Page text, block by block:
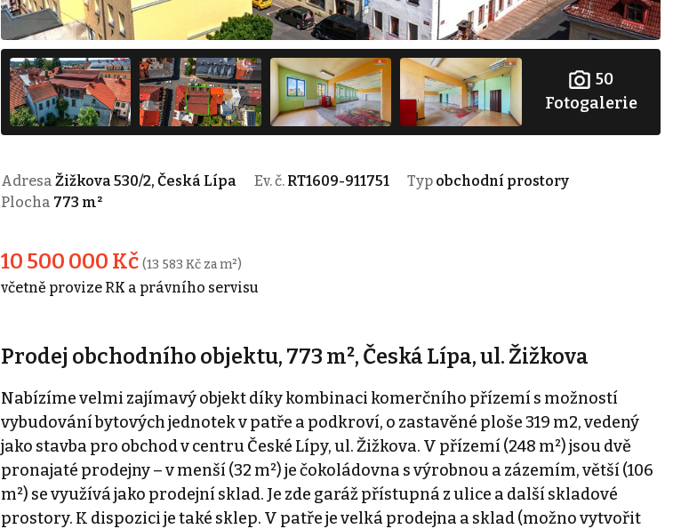
50
Fotogalerie
Adresa Žižkova 530/2, Česká Lípa Ev. č. RT1609-911751 Typ obchodní prostory
Plocha 773 m²
10 500 000 Kč (13 583 Kč za m²)
včetně provize RK a právního servisu
Prodej obchodního objektu, 773 m², Česká Lípa, ul. Žižkova
Nabízíme velmi zajímavý objekt díky kombinaci komerčního přízemí s možností
vybudování bytových jednotek v patře a podkroví, o zastavěné ploše 319 m2, vedený
jako stavba pro obchod v centru České Lípy, ul. Žižkova. V přízemí (248 m²) jsou dvě
pronajaté prodejny – v menší (32 m²) je čokoládovna s výrobnou a zázemím, větší (106
m²) se využívá jako prodejní sklad. Je zde garáž přístupná z ulice a další skladové
prostory. K dispozici je také sklep. V patře je velká prodejna a sklad (možno vytvořit